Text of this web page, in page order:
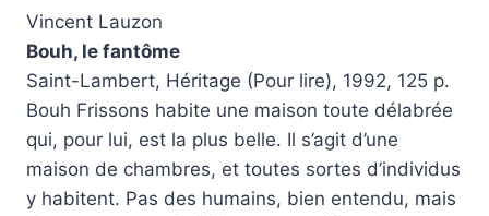
Vincent Lauzon
Bouh, le fantôme
Saint-Lambert, Héritage (Pour lire), 1992, 125 p.
Bouh Frissons habite une maison toute délabrée
qui, pour lui, est la plus belle. Il s’agit d’une
maison de chambres, et toutes sortes d’individus
y habitent. Pas des humains, bien entendu, mais